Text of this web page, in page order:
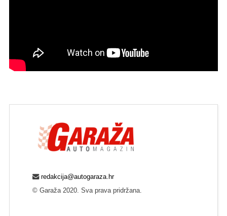
redakcija@autogaraza.hr
© Garaža 2020. Sva prava pridržana.